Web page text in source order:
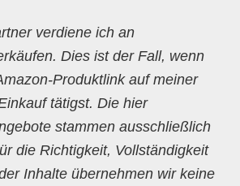
verdiene ich an
Dies ist der Fall, wenn
Produktlink auf meiner
tätigst. Die hier
stammen ausschließlich
die Richtigkeit, Vollständigkeit
Inhalte übernehmen wir keine